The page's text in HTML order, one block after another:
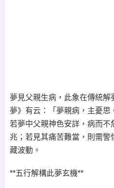
夢見父親生病，此象在傳統
夢》有云：「夢親病，主憂
若夢中父親神色安詳，病而不
兆；若見其痛苦難當，則需
藏波動。
**五行解構此夢玄機**